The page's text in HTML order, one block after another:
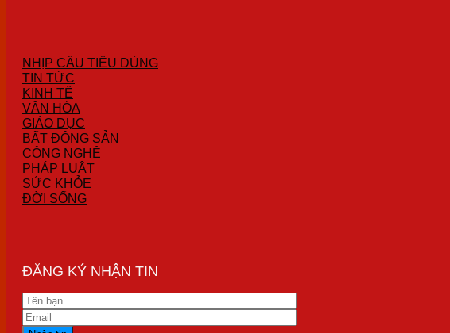
NHỊP CẦU TIÊU DÙNG
TIN TỨC
KINH TẾ
VĂN HÓA
GIÁO DỤC
BẤT ĐỘNG SẢN
CÔNG NGHỆ
PHÁP LUẬT
SỨC KHỎE
ĐỜI SỐNG
ĐĂNG KÝ NHẬN TIN